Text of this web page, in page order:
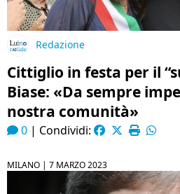
Redazione
Cittiglio in festa per il
Biase: «Da sempre
nostra comunità»
0 | Condividi:
MILANO | 7 MARZO 2023